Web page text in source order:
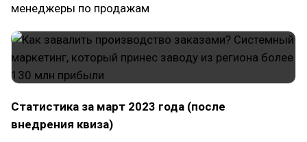
менеджеры по продажам
Статистика за март 2023 года (после
внедрения квиза)